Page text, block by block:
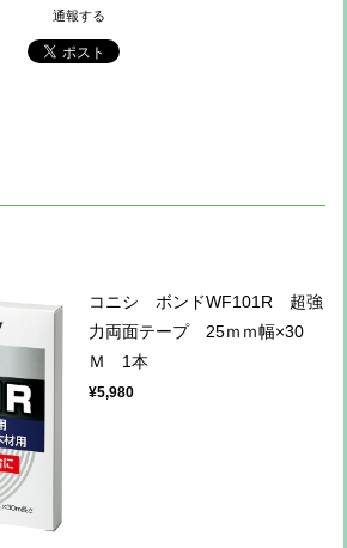
通報する
コニシ ボンドWF101R 超強
力両面テープ 25ｍｍ幅×30
Ｍ 1本
¥5,980